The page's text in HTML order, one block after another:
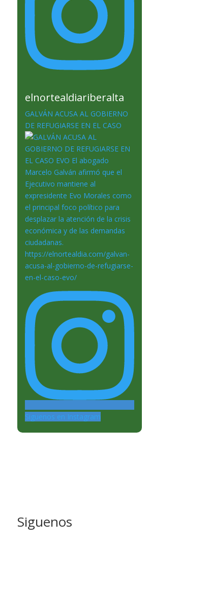
elnortealdiariberalta
GALVÁN ACUSA AL GOBIERNO
DE REFUGIARSE EN EL CASO
Siguenos en Instagram
Siguenos